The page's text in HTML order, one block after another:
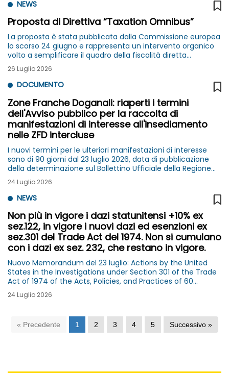
NEWS
Proposta di Direttiva “Taxation Omnibus”
La proposta è stata pubblicata dalla Commissione europea
lo scorso 24 giugno e rappresenta un intervento organico
volto a semplificare il quadro della fiscalità diretta
dell’Unione europea
26 Luglio 2026
DOCUMENTO
Zone Franche Doganali: riaperti i termini
dell'Avviso pubblico per la raccolta di
manifestazioni di interesse all'insediamento
nelle ZFD intercluse
I nuovi termini per le ulteriori manifestazioni di interesse
sono di 90 giorni dal 23 luglio 2026, data di pubblicazione
della determinazione sul Bollettino Ufficiale della Regione
Lazio
24 Luglio 2026
NEWS
Non più in vigore i dazi statunitensi +10% ex
sez.122, in vigore i nuovi dazi ed esenzioni ex
sez.301 del Trade Act del 1974. Non si cumulano
con i dazi ex sez. 232, che restano in vigore.
Nuovo Memorandum del 23 luglio: Actions by the United
States in the Investigations under Section 301 of the Trade
Act of 1974 of the Acts, Policies, and Practices of 60
Economies Related to the Failure of Each Economy to
Impose and Effectively Enforce...
24 Luglio 2026
« Precedente 1 2 3 4 5 Successivo »